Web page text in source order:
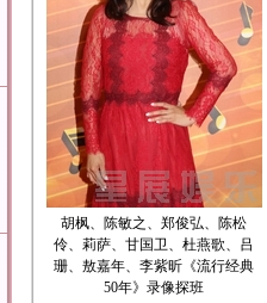
胡枫、陈敏之、郑俊弘、陈松
伶、莉萨、甘国卫、杜燕歌、吕
珊、敖嘉年、李紫昕《流行经典
50年》录像探班